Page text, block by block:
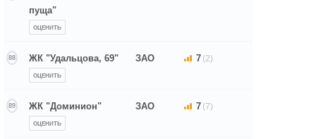
пуща"
ОЦЕНИТЬ
88 ЖК "Удальцова, 69"
ОЦЕНИТЬ
ЗАО 7 (2)
89 ЖК "Доминион"
ОЦЕНИТЬ
ЗАО 7 (7)